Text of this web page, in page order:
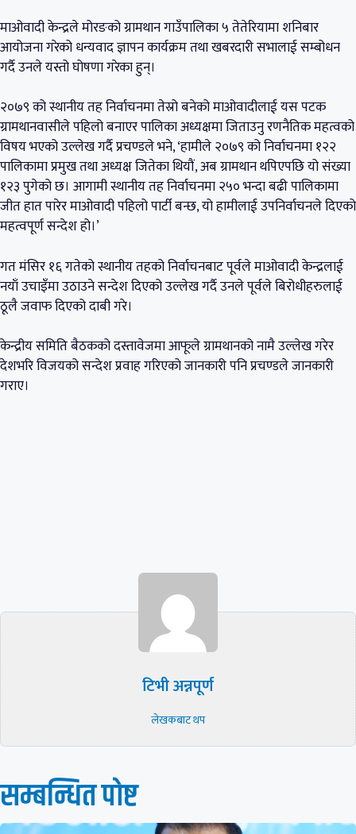
माओवादी केन्द्रले मोरङको ग्रामथान गाउँपालिका ५ तेतेरियामा शनिबार
आयोजना गरेको धन्यवाद ज्ञापन कार्यक्रम तथा खबरदारी सभालाई सम्बोधन
गर्दै उनले यस्तो घोषणा गरेका हुन्।
२०७९ को स्थानीय तह निर्वाचनमा तेस्रो बनेको माओवादीलाई यस पटक
ग्रामथानवासीले पहिलो बनाएर पालिका अध्यक्षमा जिताउनु रणनैतिक महत्वको
विषय भएको उल्लेख गर्दै प्रचण्डले भने, ‘हामीले २०७९ को निर्वाचनमा १२२
पालिकामा प्रमुख तथा अध्यक्ष जितेका थियौं, अब ग्रामथान थपिएपछि यो संख्या
१२३ पुगेको छ। आगामी स्थानीय तह निर्वाचनमा २५० भन्दा बढी पालिकामा
जीत हात पारेर माओवादी पहिलो पार्टी बन्छ, यो हामीलाई उपनिर्वाचनले दिएको
महत्वपूर्ण सन्देश हो।’
गत मंसिर १६ गतेको स्थानीय तहको निर्वाचनबाट पूर्वले माओवादी केन्द्रलाई
नयाँ उचाइँमा उठाउने सन्देश दिएको उल्लेख गर्दै उनले पूर्वले बिरोधीहरुलाई
ठूलै जवाफ दिएको दाबी गरे।
केन्द्रीय समिति बैठकको दस्तावेजमा आफूले ग्रामथानको नामै उल्लेख गरेर
देशभरि विजयको सन्देश प्रवाह गरिएको जानकारी पनि प्रचण्डले जानकारी
गराए।
टिभी अन्नपूर्ण
लेखकबाट थप
सम्बन्धित पाेष्ट